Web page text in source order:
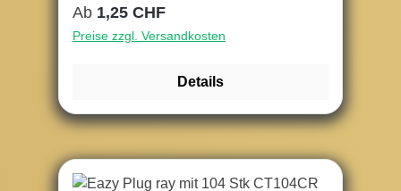
Regulärer Preis:
Ab 1,25 CHF
Preise zzgl. Versandkosten
Details